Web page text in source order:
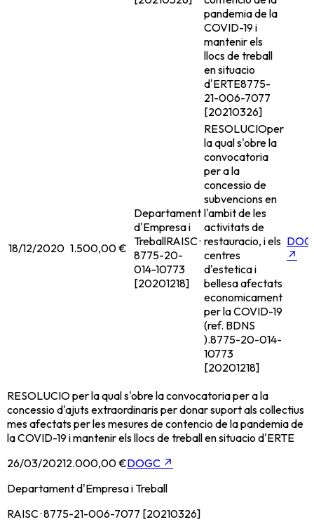
pandemia de la
COVID-19 i
mantenir els
llocs de treball
en situacio
d'ERTE8775-
21-006-7077
[20210326]
18/12/2020 1.500,00 €
Departament
d'Empresa i
TreballRAISC ·
8775-20-
014-10773
[20201218]
RESOLUCIOper
la qual s'obre la
convocatoria
per a la
concessio de
subvencions en
l'ambit de les
activitats de
restauracio, i els
centres
d'estetica i
bellesa afectats
economicament
per la COVID-19
(ref. BDNS
).8775-20-014-
10773
[20201218]
↗
RESOLUCIO per la qual s'obre la convocatoria per a la
concessio d'ajuts extraordinaris per donar suport als collectius
mes afectats per les mesures de contencio de la pandemia de
la COVID-19 i mantenir els llocs de treball en situacio d'ERTE
26/03/20212.000,00 €DOGC ↗
Departament d'Empresa i Treball
RAISC · 8775-21-006-7077 [20210326]